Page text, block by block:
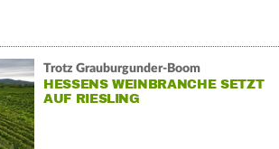
Trotz Grauburgunder-Boom
HESSENS WEINBRANCHE SETZT
AUF RIESLING